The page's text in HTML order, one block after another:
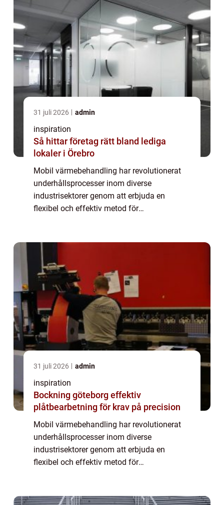
31 juli 2026 admin
inspiration
Så hittar företag rätt bland lediga
lokaler i Örebro
Mobil värmebehandling har revolutionerat
underhållsprocesser inom diverse
industrisektorer genom att erbjuda en
flexibel och effektiv metod för
vä...
31 juli 2026 admin
inspiration
Bockning göteborg effektiv
plåtbearbetning för krav på precision
Mobil värmebehandling har revolutionerat
underhållsprocesser inom diverse
industrisektorer genom att erbjuda en
flexibel och effektiv metod för
vä...